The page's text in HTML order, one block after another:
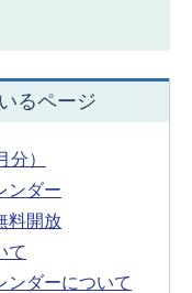
るページ
）
ンダー
料開放
て
ンダーについて